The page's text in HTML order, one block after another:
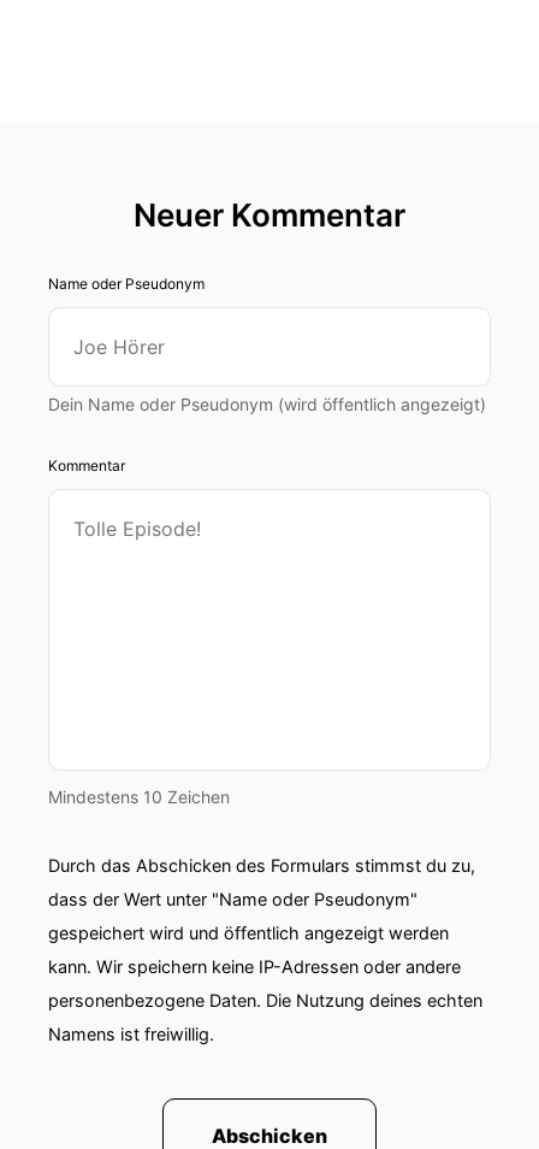
Neuer Kommentar
Name oder Pseudonym
Dein Name oder Pseudonym (wird öffentlich angezeigt)
Kommentar
Mindestens 10 Zeichen
Durch das Abschicken des Formulars stimmst du zu,
dass der Wert unter "Name oder Pseudonym"
gespeichert wird und öffentlich angezeigt werden
kann. Wir speichern keine IP-Adressen oder andere
personenbezogene Daten. Die Nutzung deines echten
Namens ist freiwillig.
Abschicken